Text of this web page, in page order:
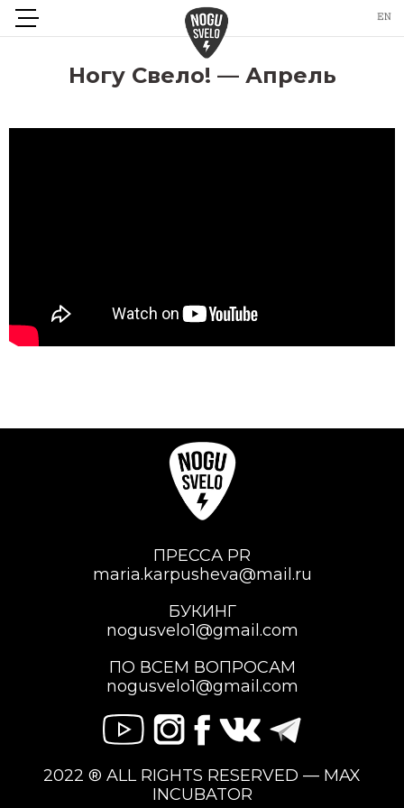
Ногу Свело! — Апрель
ПРЕССА PR
maria.karpusheva@mail.ru
БУКИНГ
nogusvelo1@gmail.com
ПО ВСЕМ ВОПРОСАМ
nogusvelo1@gmail.com
2022 ® ALL RIGHTS RESERVED — MAX
INCUBATOR